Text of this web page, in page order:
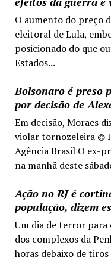
O aumento do preço
eleitoral de Lula,
posicionado do que
Estados...
Bolsonaro é preso
por decisão de
Em decisão, Moraes
violar tornozeleira ©
Agência Brasil O ex-
na manhã deste
Ação no RJ é
população, dizem
Um dia de terror para
dos complexos da
horas debaixo de tiros